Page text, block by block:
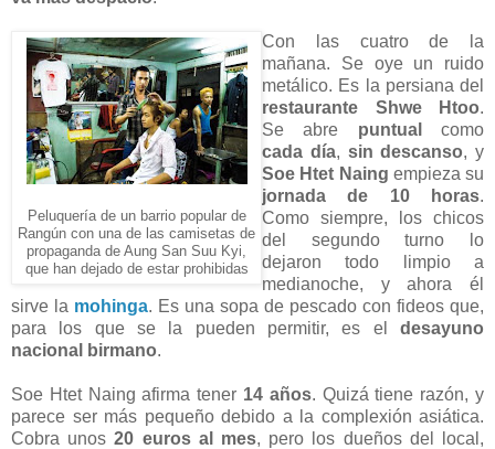
Peluquería de un barrio popular de
Rangún con una de las camisetas de
propaganda de Aung San Suu Kyi,
que han dejado de estar prohibidas
Con las cuatro de la
mañana. Se oye un ruido
metálico. Es la persiana del
restaurante Shwe Htoo.
Se abre puntual
como
cada día, sin descanso, y
Soe Htet Naing empieza su
jornada de 10 horas.
Como siempre, los chicos
del segundo turno lo
dejaron todo limpio a
medianoche, y ahora él
sirve la mohinga. Es una sopa de pescado con fideos que,
para los que se la pueden permitir, es el desayuno
nacional birmano.
Soe Htet Naing afirma tener 14 años. Quizá tiene razón, y
parece ser más pequeño debido a la complexión asiática.
Cobra unos20 euros al mes, pero los dueños del local,